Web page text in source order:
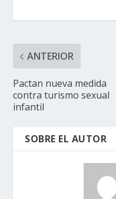
ANTERIOR
Pactan nueva medida
contra turismo sexual
infantil
SOBRE EL AUTOR